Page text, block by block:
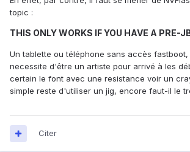
topic :
THIS ONLY WORKS IF YOU HAVE A PRE-
Un tablette ou téléphone sans accès
necessite d'être un artiste pour arrivé à les
certain le font avec une resistance voir un
simple reste d'utiliser un jig, encore faut-il le
Citer